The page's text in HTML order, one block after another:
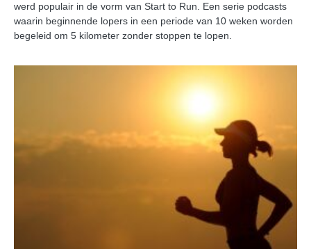
werd populair in de vorm van Start to Run. Een serie podcasts
waarin beginnende lopers in een periode van 10 weken worden
begeleid om 5 kilometer zonder stoppen te lopen.